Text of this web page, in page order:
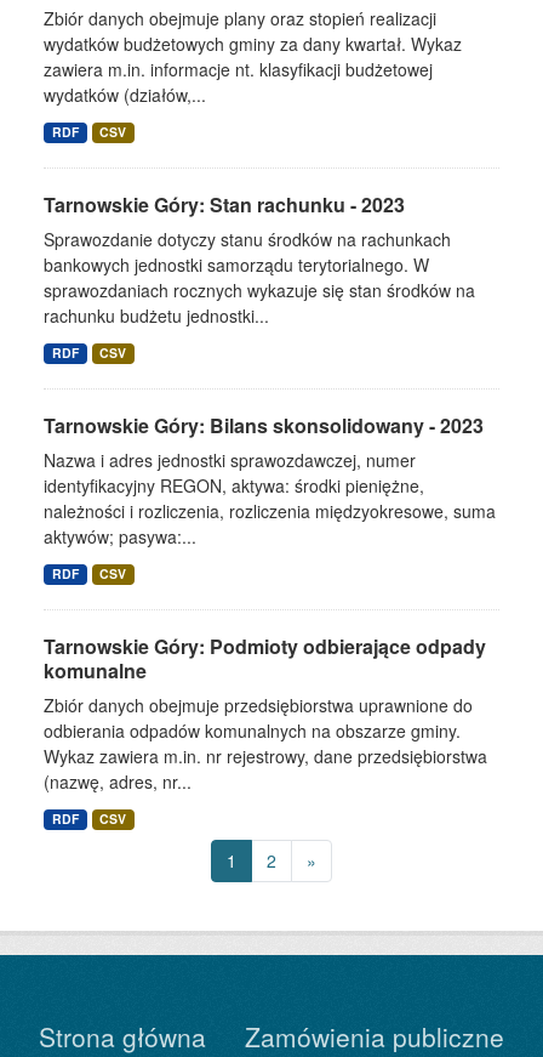
Zbiór danych obejmuje plany oraz stopień realizacji
wydatków budżetowych gminy za dany kwartał. Wykaz
zawiera m.in. informacje nt. klasyfikacji budżetowej
wydatków (działów,...
RDF CSV
Tarnowskie Góry: Stan rachunku - 2023
Sprawozdanie dotyczy stanu środków na rachunkach
bankowych jednostki samorządu terytorialnego. W
sprawozdaniach rocznych wykazuje się stan środków na
rachunku budżetu jednostki...
RDF CSV
Tarnowskie Góry: Bilans skonsolidowany - 2023
Nazwa i adres jednostki sprawozdawczej, numer
identyfikacyjny REGON, aktywa: środki pieniężne,
należności i rozliczenia, rozliczenia międzyokresowe, suma
aktywów; pasywa:...
RDF CSV
Tarnowskie Góry: Podmioty odbierające odpady
komunalne
Zbiór danych obejmuje przedsiębiorstwa uprawnione do
odbierania odpadów komunalnych na obszarze gminy.
Wykaz zawiera m.in. nr rejestrowy, dane przedsiębiorstwa
(nazwę, adres, nr...
RDF CSV
1 2 »
Strona główna Zamówienia publiczne